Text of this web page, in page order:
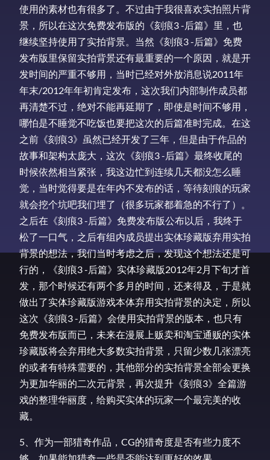
使用的素材也有很多了。不过由于我很喜欢实拍照片背
景，所以在这次免费发布版的《刻痕3 -后篇》里，也
继续坚持使用了实拍背景。当然《刻痕3 -后篇》免费
发布版里保留实拍背景还有最重要的一个原因，就是开
发时间的严重不够用，当时已经对外放消息说2011年
年末/2012年年初肯定发布，这次我们内部制作成员都
再清楚不过，绝对不能再延期了，即使是时间不够用，
哪怕是不睡觉不吃饭也要把这次的后篇准时完成。在这
之前《刻痕3》虽然已经开发了三年，但是由于作品的
故事和架构太庞大，这次《刻痕3 -后篇》最终收尾的
时候依然相当紧张，我这边忙到连续几天都没怎么睡
觉，当时觉得要是在年内不发布的话，等待刻痕的玩家
就会挖个坑吧我们埋了（很多玩家都着急的不行了）。
之后在《刻痕3 -后篇》免费发布版公布以后，我终于
松了一口气，之后有组内成员提出实体珍藏版弃用实拍
背景的想法，我们当时考虑之后，发现这个想法还是可
行的，《刻痕3 -后篇》实体珍藏版2012年2月下旬才首
发，那个时候还有两个多月的时间，还来得及，于是就
做出了实体珍藏版游戏本体弃用实拍背景的决定，所以
这次《刻痕3 -后篇》会使用实拍背景的版本，也只有
免费发布版而已，未来在漫展上贩卖和淘宝通贩的实体
珍藏版将会弃用绝大多数实拍背景，只留少数几张漂亮
的或者有特殊需要的，其他部分的实拍背景全部会更换
为更加华丽的二次元背景，再次提升《刻痕3》全篇游
戏的整理华丽度，给购买实体的玩家一个最完美的收
藏。
5、作为一部猎奇作品，CG的猎奇度是否有些力度不